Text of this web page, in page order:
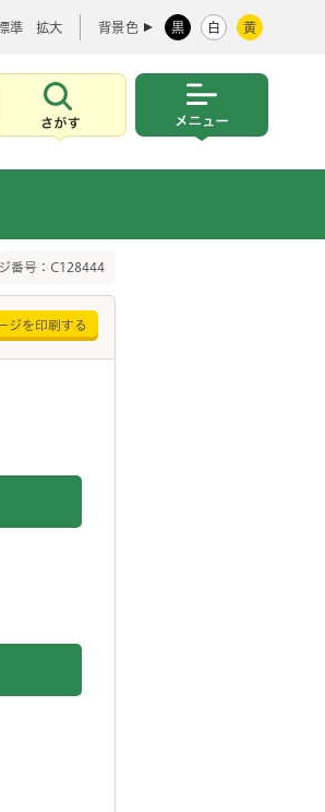
準 拡大 背景色 黒 白 黄
さがす
番号：C128444
ジを印刷する